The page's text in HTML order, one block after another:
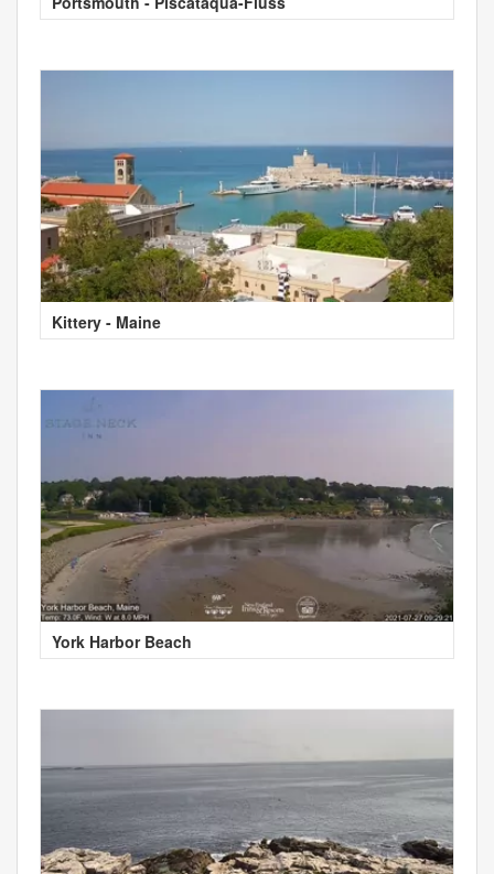
Kittery - Maine
York Harbor Beach